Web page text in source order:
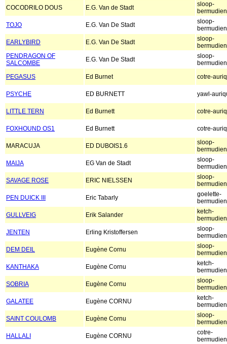
COCODRILO DOUS
E.G. Van de Stadt
sloop-
bermudien
TOJO
E.G. Van De Stadt
sloop-
bermudien
EARLYBIRD
E.G. Van De Stadt
sloop-
bermudien
PENDRAGON OF
SALCOMBE
E.G. Van De Stadt
sloop-
bermudien
PEGASUS
Ed Burnet cotre-
PSYCHE ED BURNETT yawl-
LITTLE TERN Ed Burnett cotre-
FOXHOUND OS1 Ed Burnett cotre-
MARACUJA ED DUBOIS1.6
sloop-
bermudien
MAIJA
EG Van de Stadt
sloop-
bermudien
SAVAGE ROSE
ERIC NIELSSEN
sloop-
bermudien
PEN DUICK III
Eric Tabarly
goelette-
bermudien
GULLVEIG
Erik Salander
ketch-
bermudien
JENTEN
Erling Kristoffersen
sloop-
bermudien
DEM DEIL
Eugène Cornu
sloop-
bermudien
KANTHAKA
Eugène Cornu
ketch-
bermudien
SOBRIA
Eugène Cornu
sloop-
bermudien
GALATEE
Eugène CORNU
ketch-
bermudien
SAINT COULOMB
Eugène Cornu
sloop-
bermudien
HALLALI
Eugène CORNU
cotre-
bermudien